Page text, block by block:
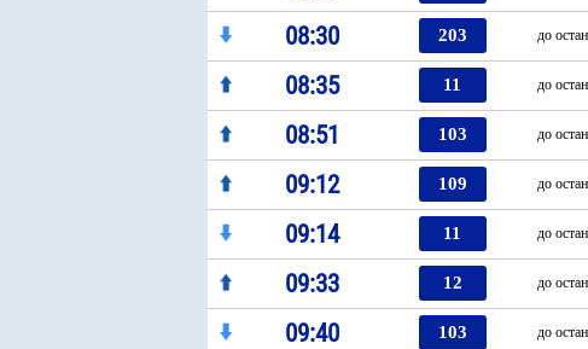
08:30 203 до
08:35 11 до
08:51 103 до
09:12 109 до
09:14 11 до
09:33 12 до
09:40 103 до